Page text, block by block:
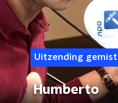
Uitzending gemist
Humberto